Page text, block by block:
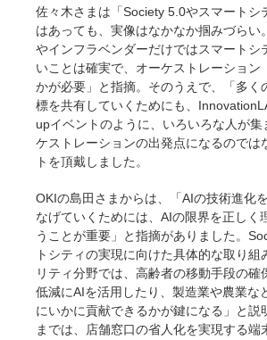
佐々木さまは「Society 5.0やスマートシ
はあっても、実像はなかなか掴みづらい
やインフラベンダーだけではスマートシ
いことは確実で、オーケストレーション
かが必要」と指摘。そのうえで、「多く
標を共有していくためにも、
upイベントのように、いろいろな人が集
ケストレーションの出発点になるのでは
トを頂戴しました。
OKIの島田さまからは、「AIの技術進化
なげていくためには、AIの限界を正しく
うことが重要」と指摘がありました。
トシティの実現に向けた具体的な取り組
リティ分野では、高齢者の移動手段の確
低減にAIを活用したり、製造業や農業な
にいかに貢献できるかが鍵になる」と説
までは、店舗窓口の省人化を実現する端